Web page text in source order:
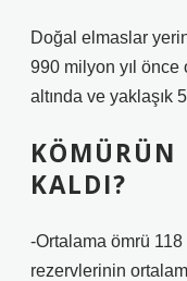
Doğal elmaslar
990 milyon yıl
altında ve yaklaşık
KÖMÜRÜN
KALDI?
-Ortalama ömrü 118
rezervlerinin